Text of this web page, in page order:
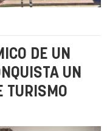
DE UN
UN
TURISMO